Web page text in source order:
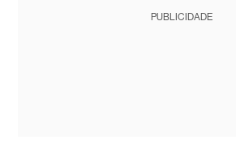
PUBLICIDADE